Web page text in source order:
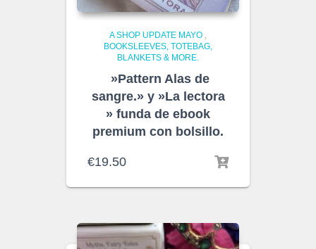
A SHOP UPDATE MAYO ,
BOOKSLEEVES, TOTEBAG,
BLANKETS & MORE.
»Pattern Alas de
sangre.» y »La lectora
» funda de ebook
premium con bolsillo.
€19.50